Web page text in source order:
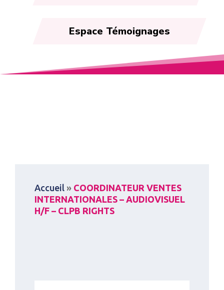
Espace Témoignages
Accueil» COORDINATEUR VENTES
INTERNATIONALES – AUDIOVISUEL
H/F – CLPB RIGHTS